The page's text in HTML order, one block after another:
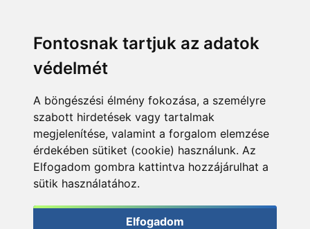
Fontosnak tartjuk az adatok
védelmét
A böngészési élmény fokozása, a személyre
szabott hirdetések vagy tartalmak
megjelenítése, valamint a forgalom elemzése
érdekében sütiket (cookie) használunk. Az
Elfogadom gombra kattintva hozzájárulhat a
sütik használatához.
Elfogadom
A nehezék a kosár egyik felén helyezkedik el, így biztos,
hogy mindig a talpára esik
Mivel in-line kosárról van szó, rövid előkés
horgászathoz ajánlom, elsősorban akkor, amikor a
célhal a ponty! A quick change megnevezés azt
jelenti, hogy a zsinórvezető csövecske és a kosár
teste szétválasztható, így akár a végszerelék
megbontása nélkül is változtatható a kalitka mérete.